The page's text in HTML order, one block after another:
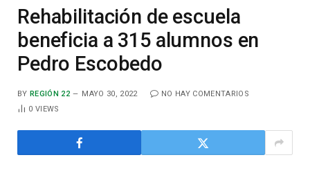
Rehabilitación de escuela
beneficia a 315 alumnos en
Pedro Escobedo
BY REGIÓN 22 MAYO 30, 2022
NO HAY COMENTARIOS
0VIEWS